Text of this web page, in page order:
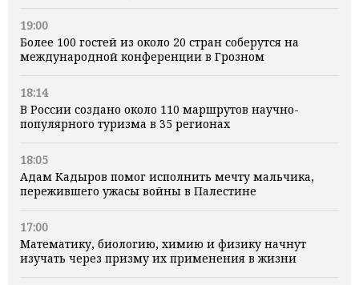
19:00
Более 100 гостей из около 20 стран соберутся на
международной конференции в Грозном
18:14
В России создано около 110 маршрутов научно-
популярного туризма в 35 регионах
18:05
Адам Кадыров помог исполнить мечту мальчика,
пережившего ужасы войны в Палестине
17:00
Математику, биологию, химию и физику начнут
изучать через призму их применения в жизни